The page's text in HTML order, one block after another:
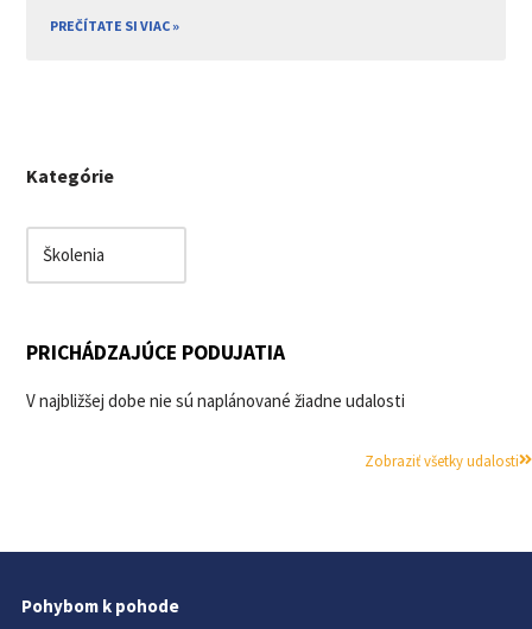
PREČÍTATE SI VIAC »
Kategórie
PRICHÁDZAJÚCE PODUJATIA
V najbližšej dobe nie sú naplánované žiadne udalosti
Zobraziť všetky udalosti
Pohybom k pohode